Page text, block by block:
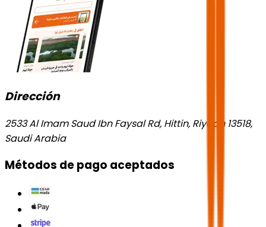
Dirección
2533 Al Imam Saud Ibn Faysal Rd, Hittin, Riyadh 13518,
Saudi Arabia
Métodos de pago aceptados